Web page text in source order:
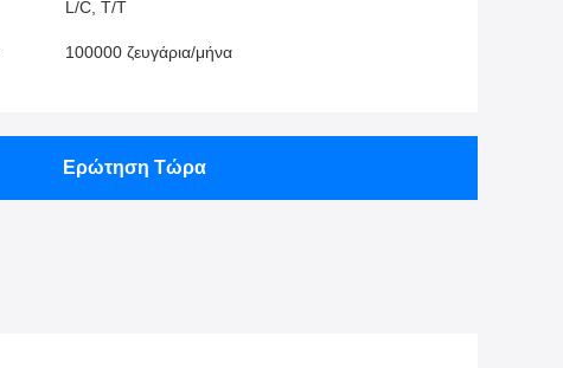
L/C, T/T
100000 ζευγάρια/μήνα
Ερώτηση Τώρα